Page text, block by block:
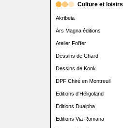
Culture et loisirs
Akribeia
Ars Magna éditions
Atelier Fol'fer
Dessins de Chard
Dessins de Konk
DPF Chiré en Montreuil
Editions d'Héligoland
Editions Dualpha
Editions Via Romana